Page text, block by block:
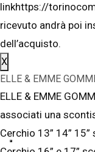
linkhttps://
ricevuto andrà poi
dell’acquisto.
X
ELLE & EMME
ELLE & EMME
associati una
Cerchio 13” 14”